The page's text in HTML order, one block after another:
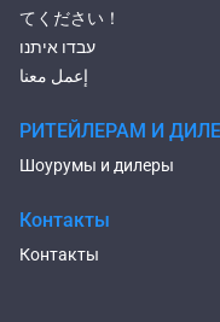
てください！
עבדו איתנו
إعمل معنا
РИТЕЙЛЕРАМ И
Шоурумы и дилеры
Контакты
Контакты